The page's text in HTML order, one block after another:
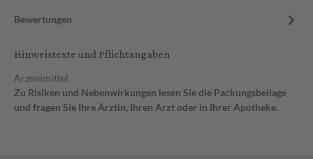
Bewertungen
Hinweistexte und Pflichtangaben
Arzneimittel
Zu Risiken und Nebenwirkungen lesen Sie die Packungsbeilage
und fragen Sie Ihre Ärztin, Ihren Arzt oder in Ihrer Apotheke.